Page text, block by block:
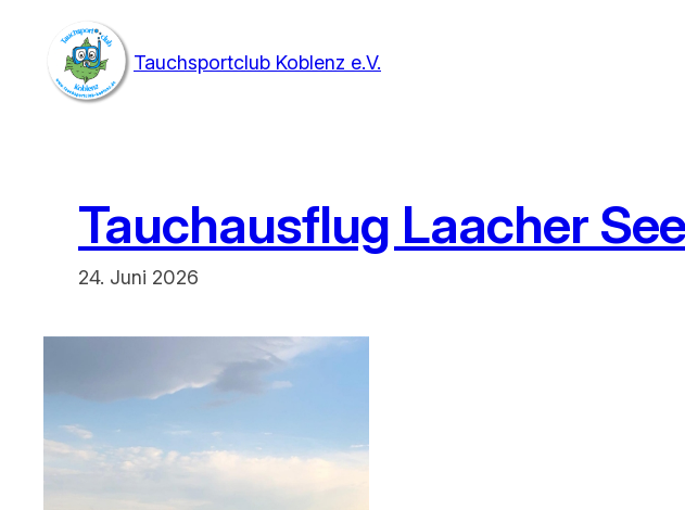
springen
Tauchsportclub Koblenz e.V.
Tauchausflug Laacher
24. Juni 2026